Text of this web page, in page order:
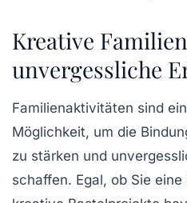
Kreative
unvergessliche
Familienaktivitäten sind
Möglichkeit, um die
zu stärken und
schaffen. Egal, ob Sie eine